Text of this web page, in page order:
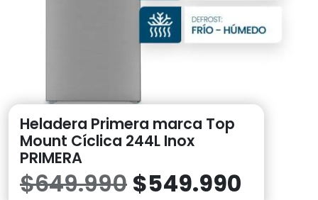
Heladera Primera marca Top
Mount Cíclica 244L Inox
PRIMERA
$649.990 El
$549.990